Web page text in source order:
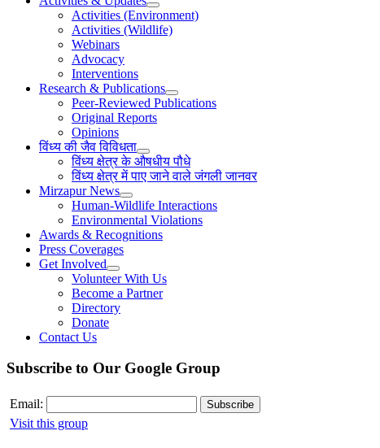
Activities (Environment)
Activities (Wildlife)
Webinars
Advocacy
Interventions
Research & Publications
Peer-Reviewed Publications
Original Reports
Opinions
विंध्य की जैव विविधता
विंध्य क्षेत्र के औषधीय पौधे
विंध्य क्षेत्र में पाए जाने वाले जंगली जानवर
Mirzapur News
Human-Wildlife Interactions
Environmental Violations
Awards & Recognitions
Press Coverages
Get Involved
Volunteer With Us
Become a Partner
Directory
Donate
Contact Us
Subscribe to Our Google Group
Email:
Visit this group